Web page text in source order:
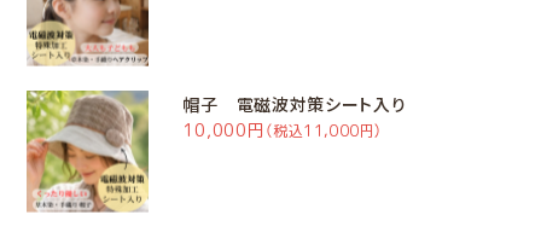
帽子 電磁波対策シート入り
10,000円 （税込11,000円）